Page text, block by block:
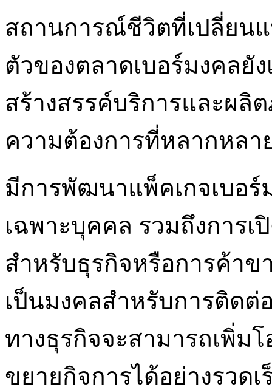
สถานการณ์ชีวิตที่เปลี่ยนแ
ตัวของตลาดเบอร์มงคลยั
สร้างสรรค์บริการและผ
ความต้องการที่หลากหลา
มีการพัฒนาแพ็คเกจเบอ
เฉพาะบุคคล รวมถึงการเ
สำหรับธุรกิจหรือการค้าข
เป็นมงคลสำหรับการติด
ทางธุรกิจจะสามารถเพิ่ม
ขยายกิจการได้อย่างรวดเ